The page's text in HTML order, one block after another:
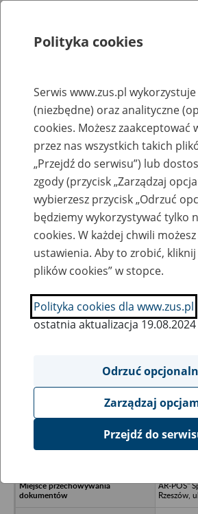
Rejestry, ewidencje i archiwa
Baza zlikwidowanych
przekształconych
Nazwa zakładu pracy:
SZUKAJ
Ukryj wszystkie pozycje bazy
KTS
AR-POS"
Rzeszów,
Polityka cookies
Serwis www.zus.pl
(niezbędne) oraz analityczne
cookies. Możesz zaakceptować
przez nas wszystkich takich
„Przejdź do serwisu”) lub
zgody (przycisk „Zarządzaj
wybierzesz przycisk „Odrzuć
będziemy wykorzystywać tylko
cookies. W każdej chwili
ustawienia. Aby to zrobić, kliknij
plików cookies” w stopce.
Polityka cookies dla www.zus.pl
ostatnia aktualizacja
Odrzuć
Zarządzaj
Przejdź do